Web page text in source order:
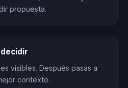
propuesta.
visibles. Después pasas a
contexto.